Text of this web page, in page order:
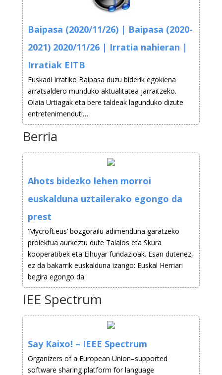
Baipasa (2020/11/26) | Baipasa (2020-
2021) 2020/11/26 | Irratia nahieran |
Irratiak EITB
Euskadi Irratiko Baipasa duzu biderik egokiena
arratsaldero munduko aktualitatea jarraitzeko.
Olaia Urtiagak eta bere taldeak lagunduko dizute
entretenimenduti…
Berria
Ahots bidezko lehen morroi
euskalduna uztailerako egongo da
prest
‘Mycroft.eus’ bozgorailu adimenduna garatzeko
proiektua aurkeztu dute Talaios eta Skura
kooperatibek eta Elhuyar fundazioak. Esan dutenez,
ez da bakarrik euskalduna izango: Euskal Herriari
begira egongo da.
IEE Spectrum
Say Kaixo! – IEEE Spectrum
Organizers of a European Union–supported
software sharing platform for language